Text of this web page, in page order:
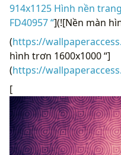
914x1125 Hình nền
FD40957 “](![Nền màn
(https://
hình trơn 1600x1000 “]
(https://
[